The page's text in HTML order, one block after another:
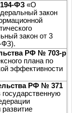
ФЗ «О
закон
закон от 3
ФЗ).
РФ № 703-р
плана по
эффективности
РФ № 371